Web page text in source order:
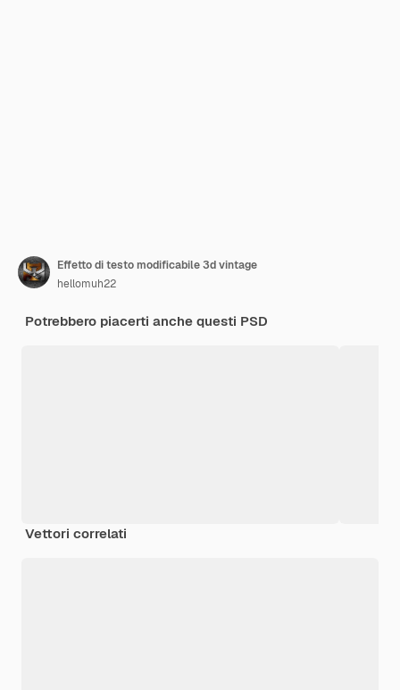
Effetto di testo modificabile 3d vintage
hellomuh22
Potrebbero piacerti anche questi PSD
Vettori correlati